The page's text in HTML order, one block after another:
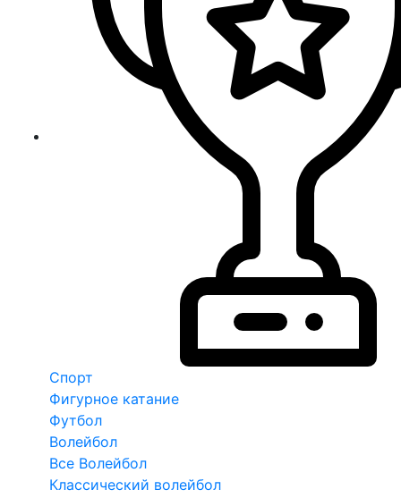
Спорт
Фигурное катание
Футбол
Волейбол
Все Волейбол
Классический волейбол